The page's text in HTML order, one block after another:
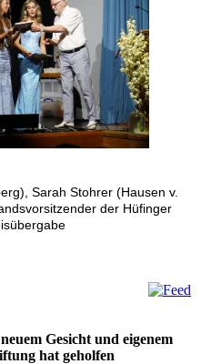
Sarah Stohrer (Hausen v.
der Hüfinger
Gesicht und eigenem
hat geholfen